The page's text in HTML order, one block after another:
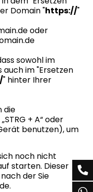
Domain "https://"
oder
sowohl im
auch im "Ersetzen
" hinter Ihrer
die
+ A“ oder
benutzen), um
noch nicht
starten. Dieser
der Sie